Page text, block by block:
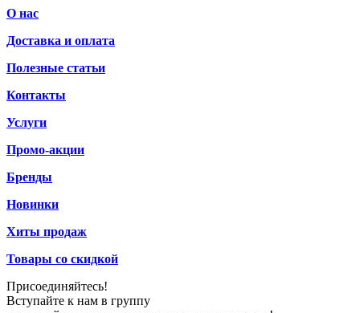
О нас
Доставка и оплата
Полезные статьи
Контакты
Услуги
Промо-акции
Бренды
Новинки
Хиты продаж
Товары со скидкой
Присоединяйтесь!
Вступайте к нам в группу